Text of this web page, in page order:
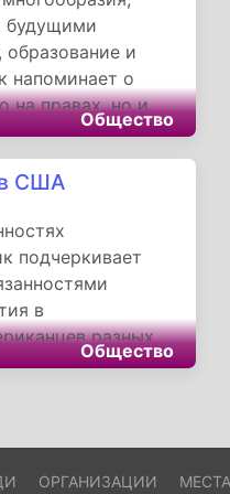
будущими
и
напоминает о
на правах, но и
страны
каждый
вносит свой
Общество
в США
подчеркивает
в
разных
идеалов
Общество
ОРГАНИЗАЦИИ МЕСТА